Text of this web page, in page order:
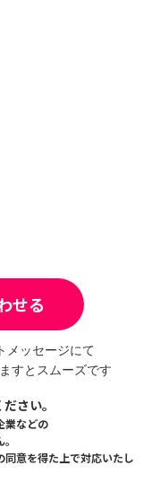
せる
メッセージにて
すとスムーズです
さい。
業などの
意を得た上で対応いたし